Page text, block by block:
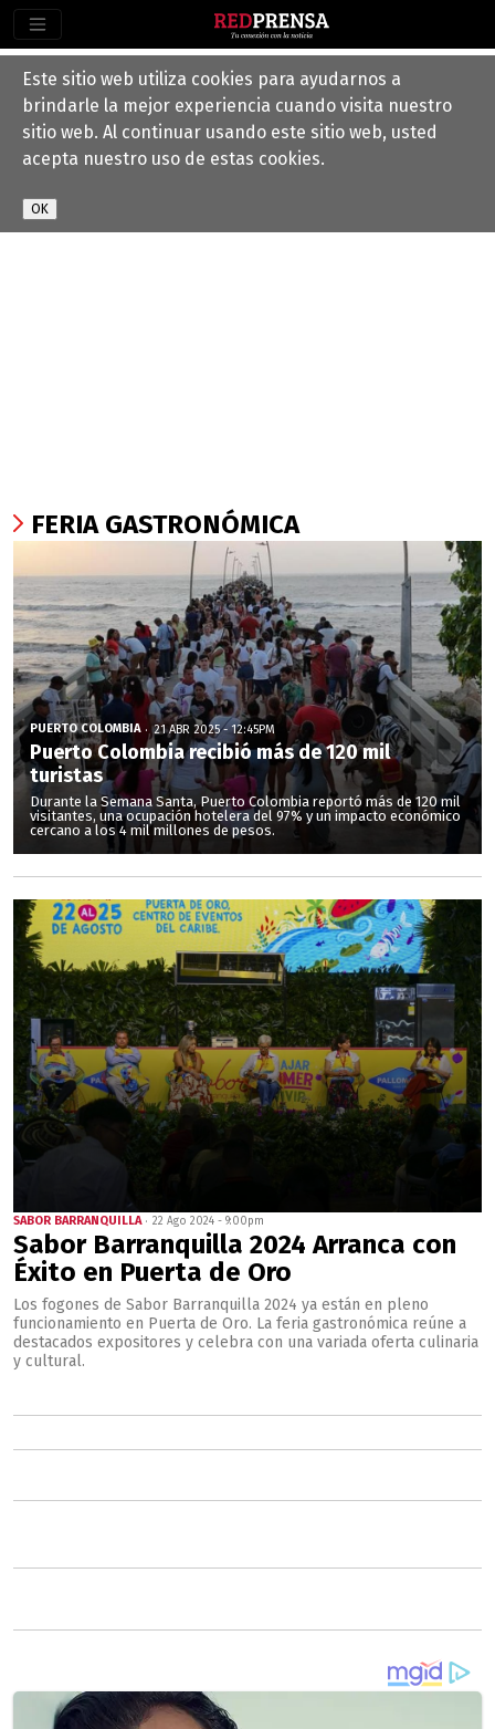
Este sitio web utiliza cookies para ayudarnos a
brindarle la mejor experiencia cuando visita nuestro
sitio web. Al continuar usando este sitio web, usted
acepta nuestro uso de estas cookies.
FERIA GASTRONÓMICA
PUERTO COLOMBIA 21 ABR 2025 - 12:45PM
Puerto Colombia recibió más de 120 mil
turistas
Durante la Semana Santa, Puerto Colombia reportó más de 120 mil
visitantes, una ocupación hotelera del 97% y un impacto económico
cercano a los 4 mil millones de pesos.
SABOR BARRANQUILLA 22 Ago 2024 - 9:00pm
Sabor Barranquilla 2024 Arranca con
Éxito en Puerta de Oro
Los fogones de Sabor Barranquilla 2024 ya están en pleno
funcionamiento en Puerta de Oro. La feria gastronómica reúne a
destacados expositores y celebra con una variada oferta culinaria
y cultural.